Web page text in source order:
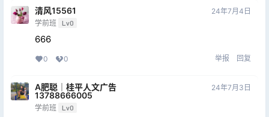
清风15561
学前班 Lv0
24年7月4日
666
0 0 举报 回复
A肥聪｜桂平人文广告
13788666005
学前班 Lv0
24年7月3日